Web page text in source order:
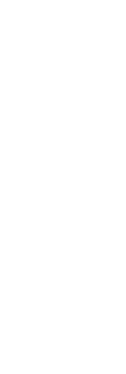
financiera para
por AXA, la mayor
a la Mejor Gestión de
profesional